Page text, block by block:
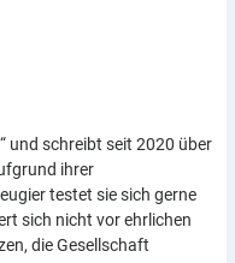
und schreibt seit 2020 über
ihrer
testet sie sich gerne
sich nicht vor ehrlichen
die Gesellschaft